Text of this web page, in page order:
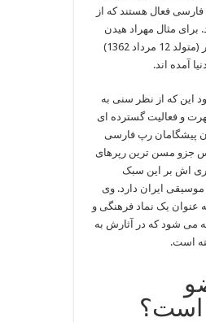
فعال هستند که از
مثال مهراد هیدن
(متولد 24 آذر 1363)، عرفان پایدار (متولد 12 مرداد 1362)
آمده‌ اند.
این که از نظر سنی به
و فعالیت گسترده‌ ای
پیشگامان رپ فارسی
جزو مسن‌ ترین رپرهای
اش بر این سبک
موسیقی ایران دارد. وی
عنوان یک نماد فرهنگی و
می‌ شود که در آثارش به
است.
است؟